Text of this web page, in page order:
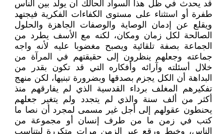
قد يحدث في ظل هذا السواد الحالك أن يولد بين الناس
طفرة أو استثناء على مستوى الكفاءات الفكرية فيجتهد
ويقلع عن إدمان الوصاية والوصفات الجاهزة والحلول
الصالحة لكل زمان ومكان، لكنه مع الأسف يطرد من
الجماعة بصفة تلقائية ويصبح مغضوبا عليه لأنه واجه
جماعته وجعلهم ينظرون إلى حقيقتهم في المرآة من
خلال أسئلته وآرائه وأفكاره التي قد تكون بقدر من
البداهة أن الكل يجزم بصدقها وبضرورة تبنيها، لكن منهج
تفكيرهم المغلف برداء القدسية الذي لم يفارقهم منذ
أكثر من ألف سنة والذي لم يتجدد ولم يتغير جعلهم
يحنطون عقولهم إلى أجل غير مسمى لمجرد أن نصا ما
كتب في زمن ما من طرف إنسان أو مجموعة من
الناس، وخيط ورقع عبر الزمن مرات متكررة ليتناسب